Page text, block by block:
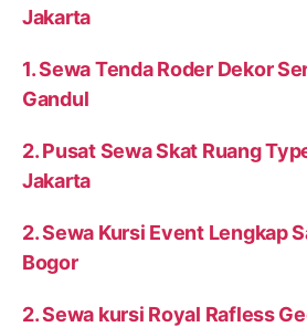
Jakarta
1. Sewa Tenda Roder Dekor
Gandul
2. Pusat Sewa Skat Ruang
Jakarta
2. Sewa Kursi Event Lengkap
Bogor
2. Sewa kursi Royal Rafless